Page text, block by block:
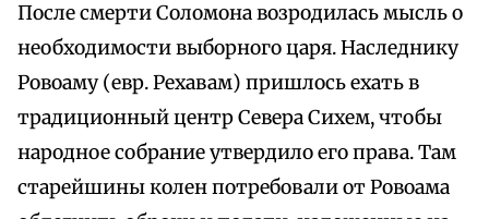
После смерти Соломона возродилась мысль о
необходимости выборного царя. Наследнику
Ровоаму (евр. Рехавам) пришлось ехать в
традиционный центр Севера Сихем, чтобы
народное собрание утвердило его права. Там
старейшины колен потребовали от Ровоама